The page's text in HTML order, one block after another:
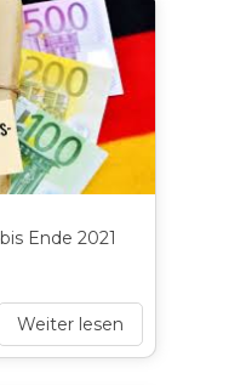
Ende 2021
Weiter lesen